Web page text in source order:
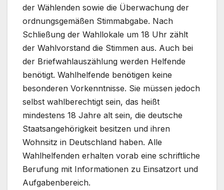
der Wählenden sowie die Überwachung der
ordnungsgemäßen Stimmabgabe. Nach
Schließung der Wahllokale um 18 Uhr zählt
der Wahlvorstand die Stimmen aus. Auch bei
der Briefwahlauszählung werden Helfende
benötigt. Wahlhelfende benötigen keine
besonderen Vorkenntnisse. Sie müssen jedoch
selbst wahlberechtigt sein, das heißt
mindestens 18 Jahre alt sein, die deutsche
Staatsangehörigkeit besitzen und ihren
Wohnsitz in Deutschland haben. Alle
Wahlhelfenden erhalten vorab eine schriftliche
Berufung mit Informationen zu Einsatzort und
Aufgabenbereich.